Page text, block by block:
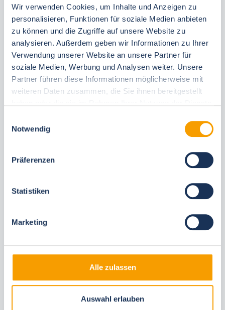
Wir verwenden Cookies, um Inhalte und Anzeigen zu
personalisieren, Funktionen für soziale Medien anbieten
zu können und die Zugriffe auf unsere Website zu
analysieren. Außerdem geben wir Informationen zu Ihrer
Verwendung unserer Website an unsere Partner für
soziale Medien, Werbung und Analysen weiter. Unsere
Partner führen diese Informationen möglicherweise mit
weiteren Daten zusammen, die Sie ihnen bereitgestellt
Notwendig
Präferenzen
Statistiken
Marketing
Alle zulassen
Auswahl erlauben
Bestpreis-Garantie
24 Stunden kostenfrei reservieren
30 Tage vor Anreise kostenfrei stornieren
Flexible An- und Abreise 24/7
Persönliche Beratungen
Schneller, direkter Support vor Ort
gefallen